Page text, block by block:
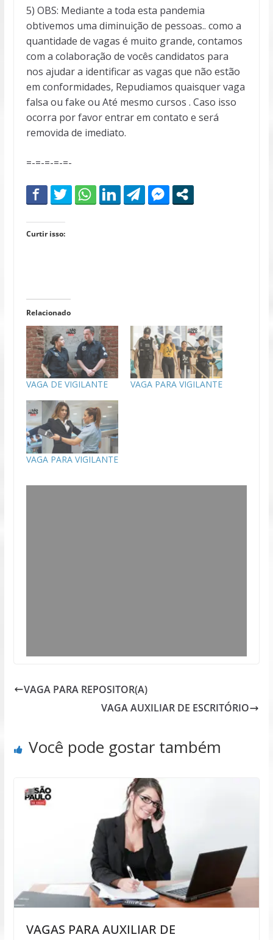
5) OBS: Mediante a toda esta pandemia
obtivemos uma diminuição de pessoas.. como a
quantidade de vagas é muito grande, contamos
com a colaboração de vocês candidatos para
nos ajudar a identificar as vagas que não estão
em conformidades, Repudiamos quaisquer vaga
falsa ou fake ou Até mesmo cursos . Caso isso
ocorra por favor entrar em contato e será
removida de imediato.
=-=-=-=-=-
Curtir isso:
Relacionado
VAGA DE VIGILANTE VAGA PARA VIGILANTE
VAGA PARA VIGILANTE
VAGA PARA REPOSITOR(A)
VAGA AUXILIAR DE ESCRITÓRIO
Você pode gostar também
VAGAS PARA AUXILIAR DE